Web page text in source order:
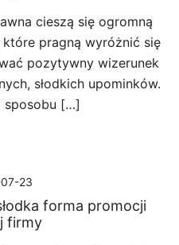
cieszą się ogromną
pragną wyróżnić się
pozytywny wizerunek
słodkich upominków.
sposobu […]
23
forma promocji
firmy